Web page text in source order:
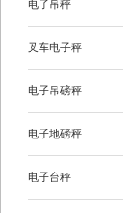
电子吊秤
叉车电子秤
电子吊磅秤
电子地磅秤
电子台秤